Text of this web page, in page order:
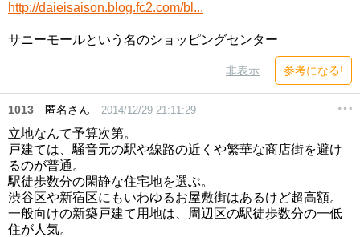
http://daieisaison.blog.fc2.com/bl...
サニーモールという名のショッピングセンター
非表示 参考になる!
1013 匿名さん 2014/12/29 21:11:29
立地なんて予算次第。
戸建ては、騒音元の駅や線路の近くや繁華な商店街を避け
るのが普通。
駅徒歩数分の閑静な住宅地を選ぶ。
渋谷区や新宿区にもいわゆるお屋敷街はあるけど超高額。
一般向けの新築戸建て用地は、周辺区の駅徒歩数分の一低
住が人気。